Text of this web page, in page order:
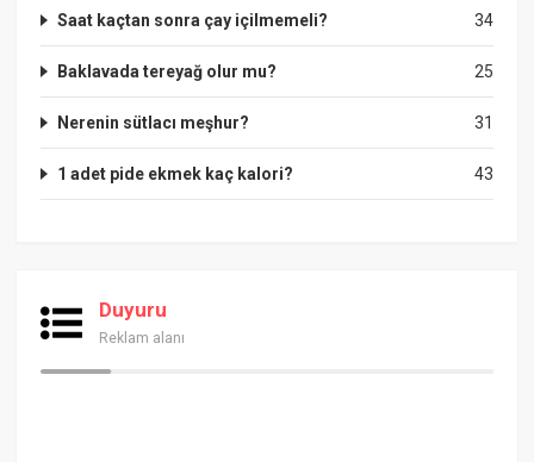
34
Saat kaçtan sonra çay içilmemeli?
25
Baklavada tereyağ olur mu?
31
Nerenin sütlacı meşhur?
43
1 adet pide ekmek kaç kalori?
Duyuru
Reklam alanı